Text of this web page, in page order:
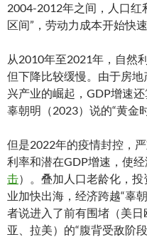
2004-2012年之间，人口红
区间”，劳动力成本开始快速
从2010年至2021年，自然
但下降比较缓慢。由于房
兴产业的崛起，GDP增速
辜朝明（2023）说的“黄金时
但是2022年的疫情封控，
利率和潜在GDP增速，使
击）。叠加人口老龄化，
业加快出海，经济跨越“辜
者说进入了前有围堵（美
亚、拉美）的“腹背受敌阶